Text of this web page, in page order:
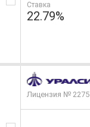
Ставка
22.79%
Лицензия № 2275